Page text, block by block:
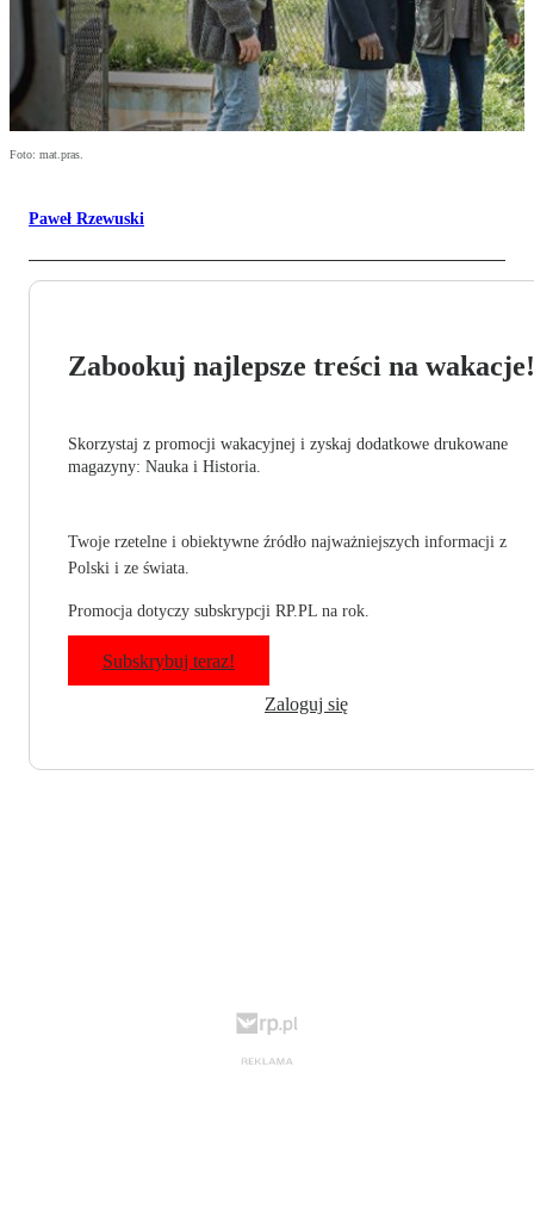
Foto: mat.pras.
Paweł Rzewuski
Zabookuj najlepsze treści na wakacje!
Skorzystaj z promocji wakacyjnej i zyskaj dodatkowe drukowane
magazyny: Nauka i Historia.
Twoje rzetelne i obiektywne źródło najważniejszych informacji z
Polski i ze świata.
Promocja dotyczy subskrypcji RP.PL na rok.
Subskrybuj teraz!
Zaloguj się